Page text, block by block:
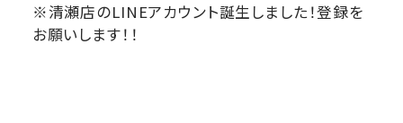
※清瀬店のLINEアカウント誕生しました！登録を
お願いします！！